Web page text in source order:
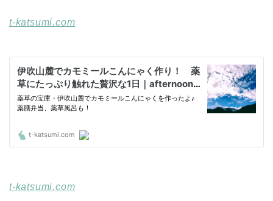
t-katsumi.com
t-katsumi.com